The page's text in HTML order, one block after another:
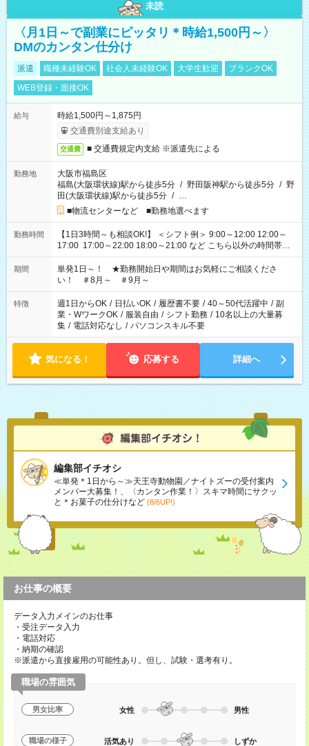
未読
〈月1日～で副業にピッタリ＊時給1,500円～〉
DMのカンタン仕分け
派遣 職種未経験OK 社会人未経験OK 大学生歓迎
ブランクOK
WEB登録・面接OK
給与
時給1,500円～1,875円
交通費別途支給あり
交通費 ■ 交通費規定内支給 ※派遣先による
勤務地
大阪市福島区
福島(大阪環状線)駅から徒歩5分 / 野田阪神駅から徒歩5分 / 野
田(大阪環状線)駅から徒歩5分 / …
■物流センターなど ■勤務地選べます
勤務時間
【1日3時間～も相談OK!】 ＜シフト例＞ 9:00～12:00 12:00～
17:00 17:00～22:00 18:00～21:00 など こちら以外の時間帯も
お気軽にご相談ください！
期間
単発1日～！ ★勤務開始日や期間はお気軽にご相談くださ
い！ ＃8月～ ＃9月～
特徴 週1日からOK / 日払いOK / 履歴書不要 / 40～50代活躍中 / 副
業・WワークOK / 服装自由 / シフト勤務 / 10名以上の大量募
集 / 電話対応なし / パソコンスキル不要
気になる！ 応募する 詳細へ
編集部イチオシ
≪単発＊1日から～≫天王寺動物園／ナイトズーの受付案内
メンバー大募集！、〈カンタン作業！〉スキマ時間にサクッ
と＊お菓子の仕分けなど (8/6UP!)
お仕事の概要
データ入力メインのお仕事
・受注データ入力
・電話対応
・納期の確認
※派遣から直接雇用の可能性あり。但し、試験・選考有り。
職場の雰囲気
男女比率 女性 男性
職場の様子 活気あり しずか